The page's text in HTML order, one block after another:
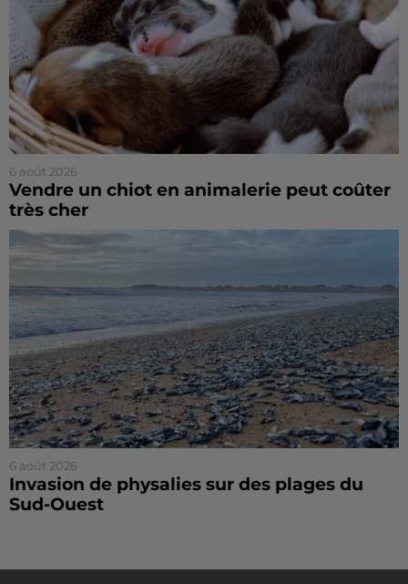
6 août 2026
Vendre un chiot en animalerie peut coûter
très cher
6 août 2026
Invasion de physalies sur des plages du
Sud-Ouest